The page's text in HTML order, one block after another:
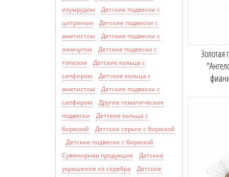
изумрудом
Детские подвески с
цитрином
Детские подвески с
аметистом
Детские подвески с
жемчугом
Детские подвески с
топазом
Детские кольца с
сапфиром
Детские кольца с
аметистом
Детские подвески с
сапфиром
Другие тематические
подвески
Детские кольца с
бирюзой
Детские серьги с бирюзой
Детские подвески с бирюзой
Сувенирная продукция
Детские
украшения из серебра
Детские
Золотая